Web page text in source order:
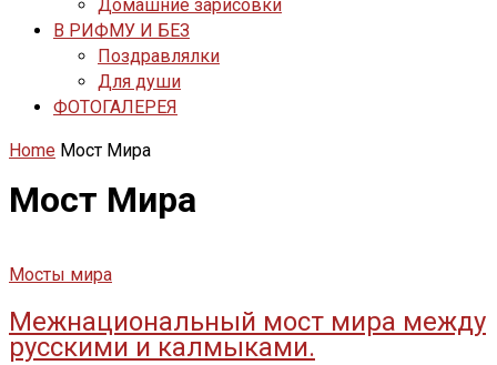
Домашние зарисовки
В РИФМУ И БЕЗ
Поздравлялки
Для души
ФОТОГАЛЕРЕЯ
Home Мост Мира
Мост Мира
Мосты мира
Межнациональный мост мира между
русскими и калмыками.